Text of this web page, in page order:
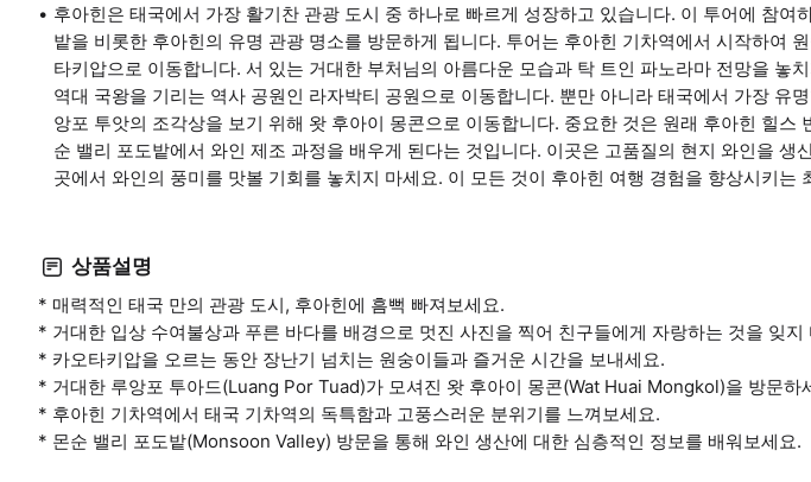
후아힌은 태국에서 가장 활기찬 관광 도시 중 하나로 빠르게 성장하고 있습니다. 이 투어에 참여
밭을 비롯한 후아힌의 유명 관광 명소를 방문하게 됩니다. 투어는 후아힌 기차역에서 시작하여
타키압으로 이동합니다. 서 있는 거대한 부처님의 아름다운 모습과 탁 트인 파노라마 전망을 놓
역대 국왕을 기리는 역사 공원인 라자박티 공원으로 이동합니다. 뿐만 아니라 태국에서 가장 유
앙포 투앗의 조각상을 보기 위해 왓 후아이 몽콘으로 이동합니다. 중요한 것은 원래 후아힌 힐스
순 밸리 포도밭에서 와인 제조 과정을 배우게 된다는 것입니다. 이곳은 고품질의 현지 와인을 생
곳에서 와인의 풍미를 맛볼 기회를 놓치지 마세요. 이 모든 것이 후아힌 여행 경험을 향상시키는
상품설명
* 매력적인 태국 만의 관광 도시, 후아힌에 흠뻑 빠져보세요.
* 거대한 입상 수여불상과 푸른 바다를 배경으로 멋진 사진을 찍어 친구들에게 자랑하는 것을 잊지
* 카오타키압을 오르는 동안 장난기 넘치는 원숭이들과 즐거운 시간을 보내세요.
* 거대한 루앙포 투아드(Luang Por Tuad)가 모셔진 왓 후아이 몽콘(Wat Huai Mongkol)을 방문하
* 후아힌 기차역에서 태국 기차역의 독특함과 고풍스러운 분위기를 느껴보세요.
* 몬순 밸리 포도밭(Monsoon Valley) 방문을 통해 와인 생산에 대한 심층적인 정보를 배워보세요.